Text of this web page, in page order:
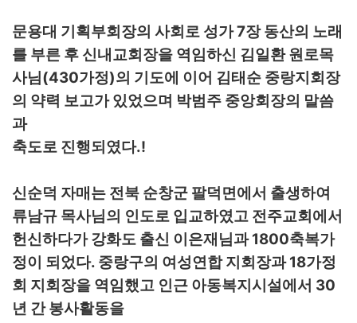
문용대 기획부회장의 사회로 성가 7장 동산의 노래
를 부른 후 신내교회장을 역임하신 김일환 원로목
사님(430가정)의 기도에 이어 김태순 중랑지회장
의 약력 보고가 있었으며 박범주 중앙회장의 말씀
과
축도로 진행되였다.!
신순덕 자매는 전북 순창군 팔덕면에서 출생하여
류남규 목사님의 인도로 입교하였고 전주교회에서
헌신하다가 강화도 출신 이은재님과 1800축복가
정이 되었다. 중랑구의 여성연합 지회장과 18가정
회 지회장을 역임했고 인근 아동복지시설에서 30
년 간 봉사활동을